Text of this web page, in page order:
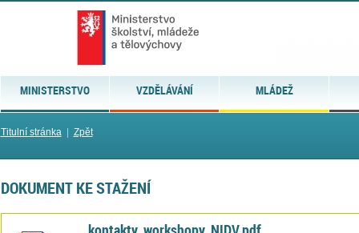
MINISTERSTVO VZDĚLÁVÁNÍ MLÁDEŽ
Titulní stránka| Zpět
DOKUMENT KE STAŽENÍ